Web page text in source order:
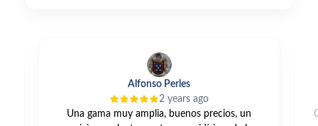
Alfonso Perles
2 years ago
Una gama muy amplia, buenos precios, un